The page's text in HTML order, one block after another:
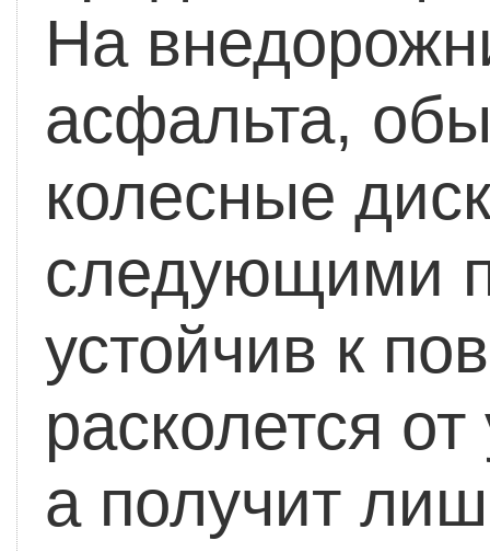
На
асфальта,
колесные
следующими
устойчив к
расколется
а получит